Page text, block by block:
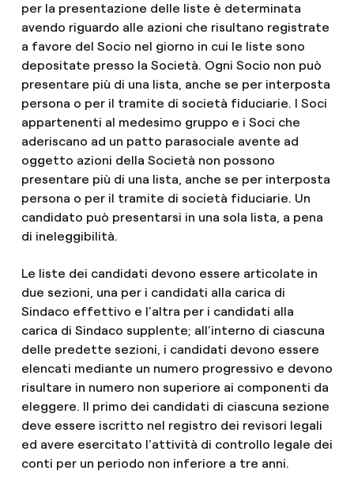
per la presentazione delle liste è determinata
avendo riguardo alle azioni che risultano registrate
a favore del Socio nel giorno in cui le liste sono
depositate presso la Società. Ogni Socio non può
presentare più di una lista, anche se per interposta
persona o per il tramite di società fiduciarie. I Soci
appartenenti al medesimo gruppo e i Soci che
aderiscano ad un patto parasociale avente ad
oggetto azioni della Società non possono
presentare più di una lista, anche se per interposta
persona o per il tramite di società fiduciarie. Un
candidato può presentarsi in una sola lista, a pena
di ineleggibilità.
Le liste dei candidati devono essere articolate in
due sezioni, una per i candidati alla carica di
Sindaco effettivo e l’altra per i candidati alla
carica di Sindaco supplente; all’interno di ciascuna
delle predette sezioni, i candidati devono essere
elencati mediante un numero progressivo e devono
risultare in numero non superiore ai componenti da
eleggere. Il primo dei candidati di ciascuna sezione
deve essere iscritto nel registro dei revisori legali
ed avere esercitato l’attività di controllo legale dei
conti per un periodo non inferiore a tre anni.